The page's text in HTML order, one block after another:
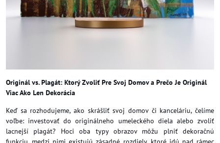
Originál vs. Plagát: Ktorý Zvoliť Pre Svoj Domov a Prečo Je Originál
Viac Ako Len Dekorácia
Keď sa rozhodujeme, ako skrášliť svoj domov či kanceláriu, čelíme
voľbe: investovať do originálneho umeleckého diela alebo zvoliť
lacnejší plagát? Hoci oba typy obrazov môžu plniť dekoračnú